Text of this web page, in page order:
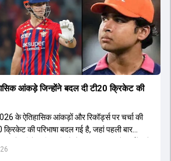
पर रहते हैं, जिससे मैदान पर कोई कंफ्यूजन नहीं
ने लगातार सफलता हासिल की है।
आंकड़े जिन्होंने बदल दी टी20 क्रिकेट की
के ऐतिहासिक आंकड़ों और रिकॉर्ड्स पर चर्चा की
की परिभाषा बदल गई है, जहां पहली बार
रेट विदेशी खिलाड़ियों से ज्यादा रहा। पूरे टूर्नामेंट में
ने 200 से ज्यादा का स्कोर बनाया, जो एक